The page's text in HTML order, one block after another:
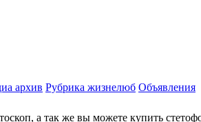
архив Рубрика жизнелюб Объявления
а так же вы можете купить